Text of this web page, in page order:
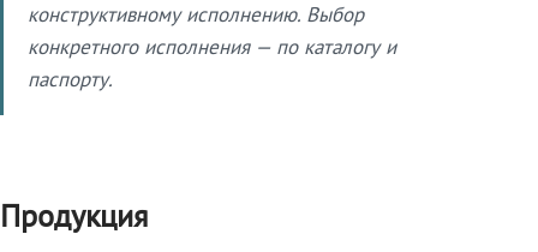
конструктивному исполнению. Выбор
конкретного исполнения — по каталогу и
паспорту.
Продукция